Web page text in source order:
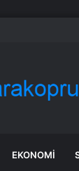
Elektrik
EKONOMI